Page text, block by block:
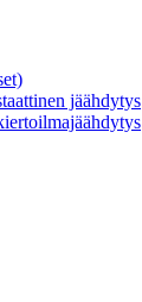
jäähdytys